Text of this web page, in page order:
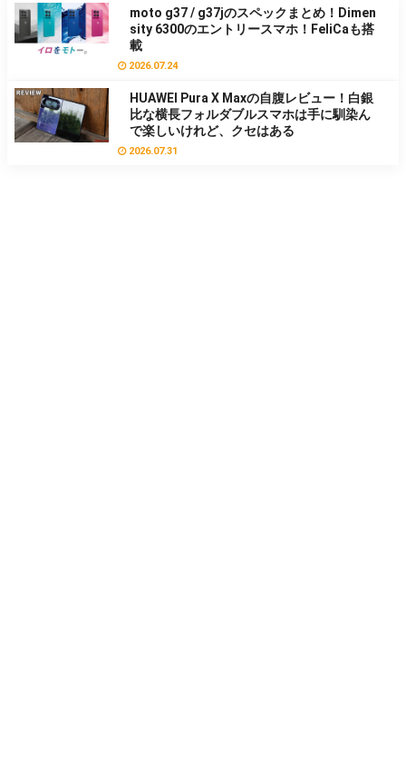
moto g37 / g37jのスペックまとめ！Dimen
sity 6300のエントリースマホ！FeliCaも搭
載
2026.07.24
HUAWEI Pura X Maxの自腹レビュー！白銀
比な横長フォルダブルスマホは手に馴染ん
で楽しいけれど、クセはある
2026.07.31